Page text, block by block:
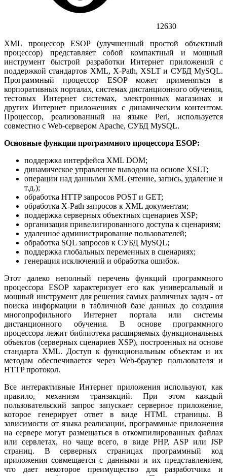
12630
XML процессор ESOP (улучшенный простой объектный
процессор) представляет собой компактный и мощный
инструмент быстрой разработки Интернет приложений с
поддержкой стандартов XML, X-Path, XSLT и СУБД MySQL.
Программный процессор ESOP может применяться в
корпоративных порталах, системах дистанционного обучения,
тестовых Интернет системах, электронных магазинах и
других Интернет приложениях с динамическим контентом.
Процессор, реализованный на языке Perl, используется
совместно с Web-сервером Apache, СУБД MySQL.
Основные функции программного процессора ESOP:
поддержка интерфейса XML DOM;
динамическое управление выводом на основе XSLT;
операции над данными XML (чтение, запись, удаление и
т.д.);
обработка HTTP запросов POST и GET;
обработка X-Path запросов к XML документам;
поддержка серверных объектных сценариев XSP;
организация привелигированного доступа к сценариям;
удаленное администрирование пользователей;
обработка SQL запросов к СУБД MySQL;
поддержка глобальных переменных в сценариях;
генерация исключений и обработка ошибок.
Этот далеко неполный перечень функций программного
процессора ESOP характеризует его как универсальный и
мощный инструмент для решения самых различных задач - от
поиска информации в табличной базе данных до создания
многопрофильного Интернет портала или системы
дистанционного обучения. В основе программного
процессора лежит библиотека расширяемых функциональных
объектов (серверных сценариев XSP), построенных на основе
стандарта XML. Доступ к функциональным объектам и их
методам обеспечивается через Web-браузер пользователя и
HTTP протокол.
Все интерактивные Интернет приложения используют, как
правило, механизм транзакций. При этом каждый
пользовательский запрос запускает серверное приложение,
которое генерирует ответ в виде HTML страницы. В
зависимости от языка реализации, программные приложения
на сервере могут размещаться в откомпилированных файлах
или сервлетах, но чаще всего, в виде PHP, ASP или JSP
страниц. В серверных страницах программный код
приложения совмещается с данными и их представлением,
что дает некоторое преимущество для разработчика и